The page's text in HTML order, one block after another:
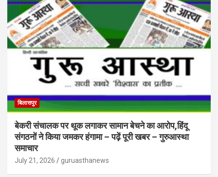
बिलासपुर
बेकरी संचालक पर थूक लगाकर सामान बेचने का आरोप,हिंदू
संगठनों ने किया जमकर हंगामा – पढ़ें पूरी खबर – गुरुआस्था
समाचार
July 21, 2026 guruasthanews